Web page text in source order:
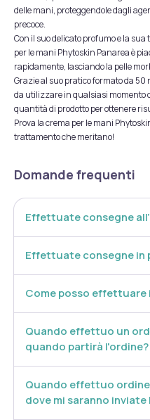
delle mani, proteggendole dagli
precoce.
Con il suo delicato profumo e la
per le mani Phytoskin Panarea è
rapidamente, lasciando la pelle
Grazie al suo pratico formato da 50
da utilizzare in qualsiasi momento
quantità di prodotto per ottenere
Prova la crema per le mani
trattamento che meritano!
Domande frequenti
Effettuate consegne
Effettuate consegne in
Come posso
Quando effettuo un
quando partirà l'ordine?
Quando effettuo
dove mi saranno